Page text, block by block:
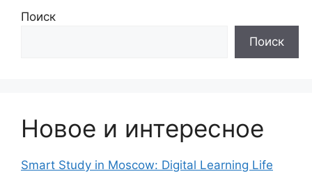
Поиск
Поиск
Новое и интересное
Smart Study in Moscow: Digital Learning Life